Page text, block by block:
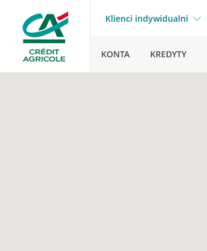
Klienci indywidualni
KONTA KREDYTY